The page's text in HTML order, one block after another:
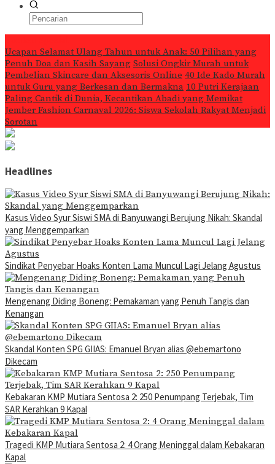
Ucapan Selamat Ulang Tahun untuk Anak: 50 Pilihan yang
Penuh Doa dan Kasih Sayang Solusi Ongkir Murah untuk
Pembelian Skincare dan Aksesoris Online 40 Ide Kado Murah
untuk Guru yang Berkesan dan Bermakna 10 Putri Kerajaan
Paling Cantik di Dunia, Kecantikan Abadi yang Memikat
Jember Fashion Carnaval 2026: Siswa Sekolah Rakyat Menjadi
Sorotan
Headlines
Kasus Video Syur Siswi SMA di Banyuwangi Berujung Nikah: Skandal
yang Menggemparkan
Sindikat Penyebar Hoaks Konten Lama Muncul Lagi Jelang Agustus
Mengenang Diding Boneng: Pemakaman yang Penuh Tangis dan
Kenangan
Skandal Konten SPG GIIAS: Emanuel Bryan alias @ebemartono
Dikecam
Kebakaran KMP Mutiara Sentosa 2: 250 Penumpang Terjebak, Tim
SAR Kerahkan 9 Kapal
Tragedi KMP Mutiara Sentosa 2: 4 Orang Meninggal dalam Kebakaran
Kapal